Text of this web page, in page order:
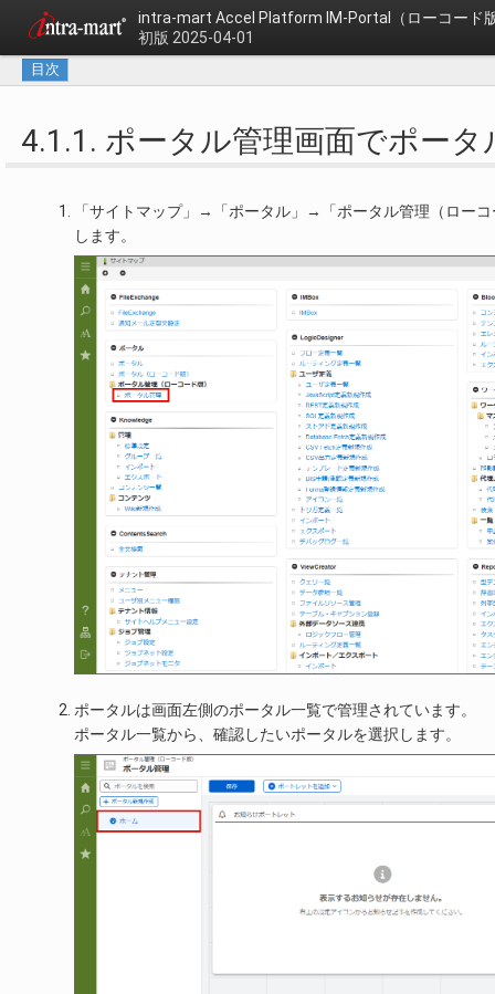
intra-mart Accel Platform IM-Portal（ローコード
初版 2025-04-01
目次
4.1.1. ポータル管理画面でポー
「サイトマップ」→「ポータル」→「ポータル管理（ロー
します。
ポータルは画面左側のポータル一覧で管理されています。
ポータル一覧から、確認したいポータルを選択します。